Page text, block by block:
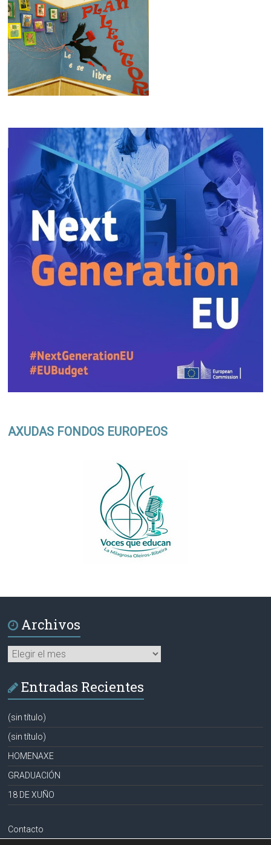
AXUDAS FONDOS EUROPEOS
Archivos
Archivos
Entradas Recientes
(sin título)
(sin título)
HOMENAXE
GRADUACIÓN
18 DE XUÑO
Contacto